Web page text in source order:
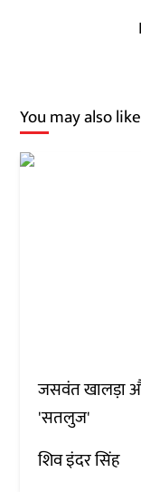
You may also like
जसवंत खालड़ा
'सतलुज'
शिव इंदर सिंह